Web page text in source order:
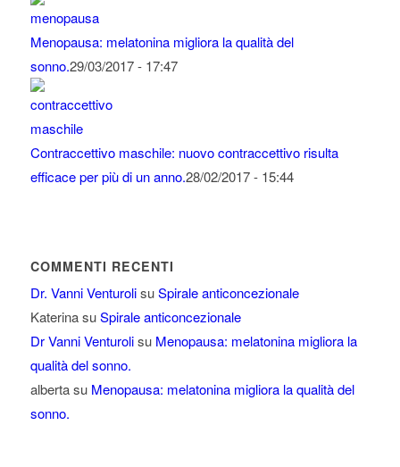
Menopausa: melatonina migliora la qualità del
sonno.29/03/2017 - 17:47
Contraccettivo maschile: nuovo contraccettivo risulta
efficace per più di un anno.28/02/2017 - 15:44
COMMENTI RECENTI
Dr. Vanni VenturolisuSpirale anticoncezionale
KaterinasuSpirale anticoncezionale
Dr Vanni Venturolisu Menopausa: melatonina migliora la
qualità del sonno.
albertasu Menopausa: melatonina migliora la qualità del
sonno.